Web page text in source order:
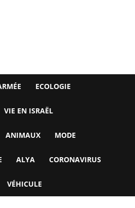
ECOLOGIE
VIE EN ISRAËL
ANIMAUX MODE
ALYA CORONAVIRUS
VÉHICULE